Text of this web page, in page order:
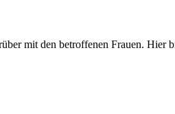
mit den betroffenen Frauen.